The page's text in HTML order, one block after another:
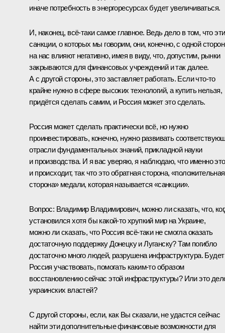
иначе потребность в энергоресурсах будет увеличиваться.
И, наконец, всё‑таки самое главное. Ведь дело в том, что эти
санкции, о которых мы говорим, они, конечно, с одной
на нас влияют негативно, имея в виду, что, допустим, рынки
закрываются для финансовых учреждений и так далее.
А с другой стороны, это заставляет работать. Если что‑то
крайне нужно в сфере высоких технологий, а купить нельзя,
придётся сделать самим, и Россия может это сделать.
Россия может сделать практически всё, но нужно
проинвестировать, конечно, нужно развивать
отрасли фундаментальных знаний, прикладной науки
и производства. И я вас уверяю, я наблюдаю, что именно это
и происходит, так что это обратная сторона, «положительная
сторона» медали, которая называется «санкции».
Вопрос: Владимир Владимирович, можно ли сказать, что,
установился хотя бы какой‑то хрупкий мир на Украине,
можно ли сказать, что Россия всё‑таки не смогла оказать
достаточную поддержку Донецку и Луганску? Там погибло
достаточно много людей, разрушена инфраструктура.
Россия участвовать, помогать каким‑то образом
восстановлению сейчас этой инфраструктуры? Или это
украинских властей?
С другой стороны, если, как Вы сказали, не удастся сейчас
найти эти дополнительные финансовые возможности для